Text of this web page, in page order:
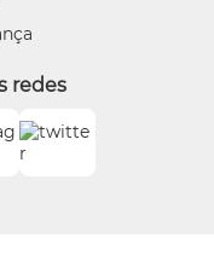
redes